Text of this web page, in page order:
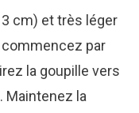
cm) et très léger
par
la goupille vers
Maintenez la